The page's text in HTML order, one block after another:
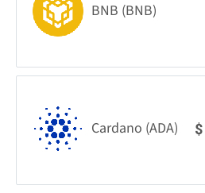
BNB (BNB)
Cardano (ADA) $